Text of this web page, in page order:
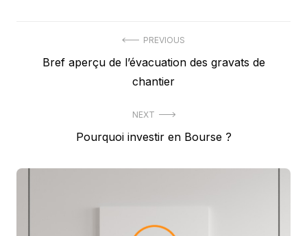
PREVIOUS
Previous
Bref aperçu de l’évacuation des gravats de
chantier
NEXT
Next
Pourquoi investir en Bourse ?